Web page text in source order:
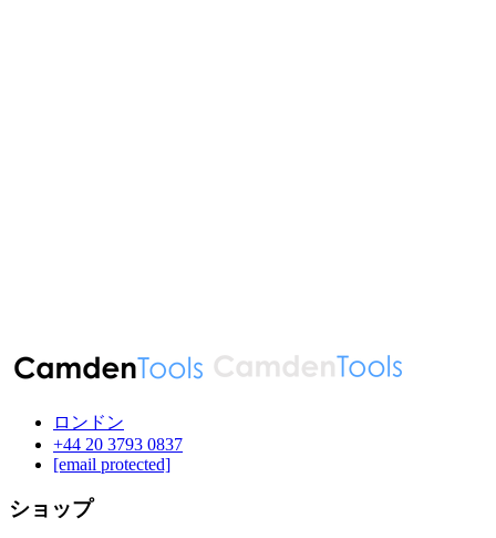
ロンドン
‪+44 20 3793 0837‬
[email protected]
ショップ